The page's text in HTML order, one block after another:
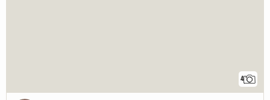
4